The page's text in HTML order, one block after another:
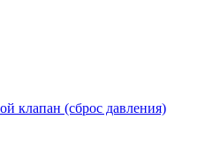
клапан (сброс давления)